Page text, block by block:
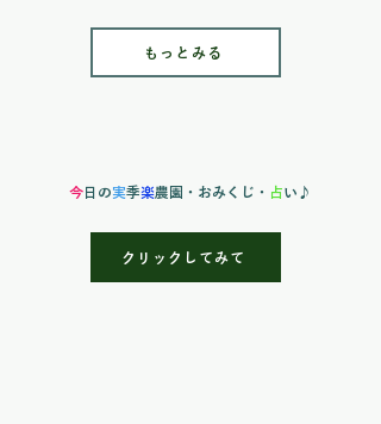
もっとみる
今日の実季楽農園 ・おみくじ・ 占い♪
クリックしてみて